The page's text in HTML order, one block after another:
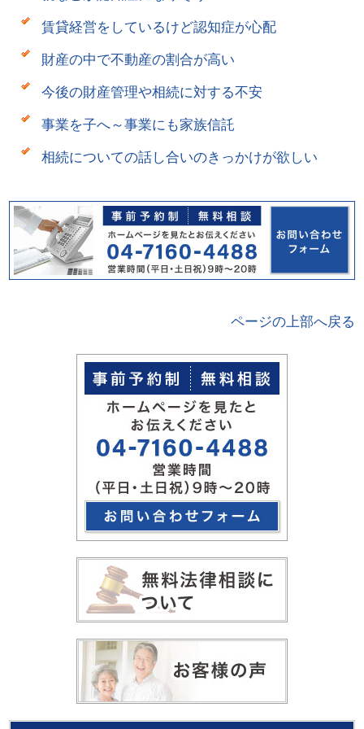
賃貸経営をしているけど認知症が心配
財産の中で不動産の割合が高い
今後の財産管理や相続に対する不安
事業を子へ～事業にも家族信託
相続についての話し合いのきっかけが欲しい
ページの上部へ戻る